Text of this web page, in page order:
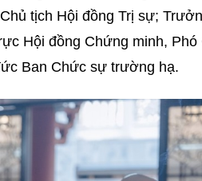
tịch Hội đồng Trị sự;
Hội đồng Chứng minh, Phó
Ban Chức sự trường hạ.